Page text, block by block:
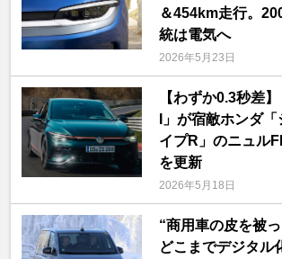
＆454km走行。
統は電気へ
2026年5月23日
【わずか0.3秒差
I」が宿敵ホンダ
イプR」のニュル
を更新
2026年5月18日
“商用車の皮を被
どこまでデジタル